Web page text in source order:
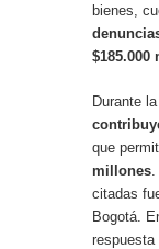
bienes,
$185.000
Durante
que
millones
citadas
Bogotá.
respuesta